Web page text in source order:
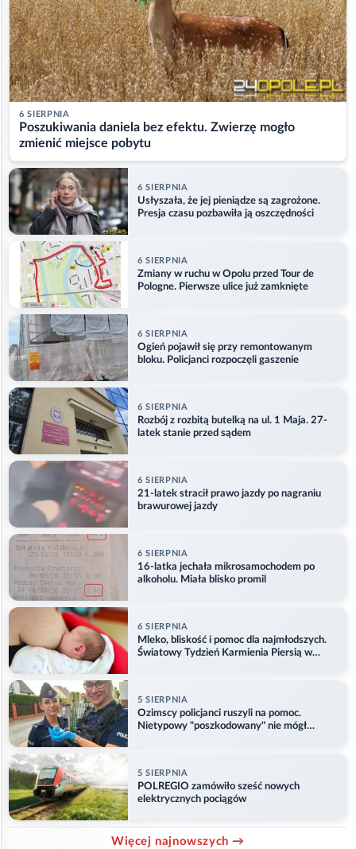
6 SIERPNIA
Poszukiwania daniela bez efektu. Zwierzę mogło
zmienić miejsce pobytu
6 SIERPNIA
Usłyszała, że jej pieniądze są zagrożone.
Presja czasu pozbawiła ją oszczędności
6 SIERPNIA
Zmiany w ruchu w Opolu przed Tour de
Pologne. Pierwsze ulice już zamknięte
6 SIERPNIA
Ogień pojawił się przy remontowanym
bloku. Policjanci rozpoczęli gaszenie
6 SIERPNIA
Rozbój z rozbitą butelką na ul. 1 Maja. 27-
latek stanie przed sądem
6 SIERPNIA
21-latek stracił prawo jazdy po nagraniu
brawurowej jazdy
6 SIERPNIA
16-latka jechała mikrosamochodem po
alkoholu. Miała blisko promil
6 SIERPNIA
Mleko, bliskość i pomoc dla najmłodszych.
Światowy Tydzień Karmienia Piersią w
5 SIERPNIA
Ozimscy policjanci ruszyli na pomoc.
Nietypowy "poszkodowany" nie mógł
5 SIERPNIA
POLREGIO zamówiło sześć nowych
elektrycznych pociągów
Więcej najnowszych →